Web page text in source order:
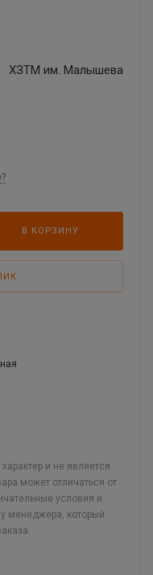
ХЗТМ им. Малышева
В КОРЗИНУ
и не является
может отличаться от
условия и
менеджера, который